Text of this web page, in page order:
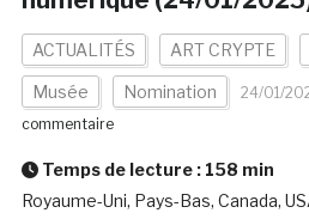
ACTUALITÉS ART CRYPTE
Musée Nomination 24/01/
commentaire
Temps de lecture : 158 min
Royaume-Uni, Pays-Bas, Canada,